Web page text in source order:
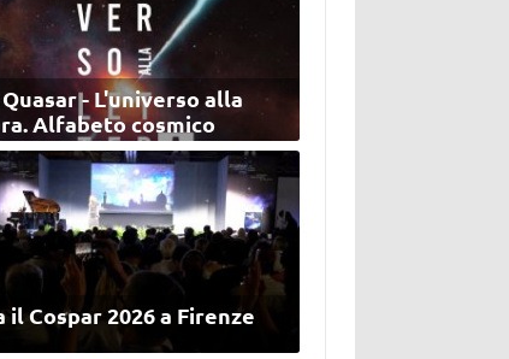
Quasar - L'universo alla
Alfabeto cosmico
il Cospar 2026 a Firenze